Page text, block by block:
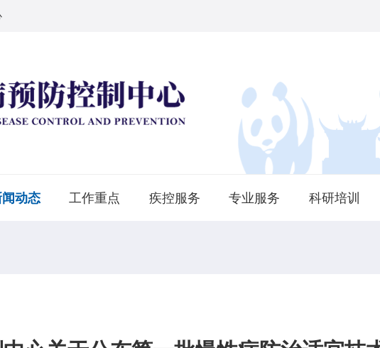
闻动态 工作重点 疾控服务 专业服务 科研培训